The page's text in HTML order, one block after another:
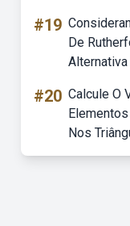
#19
De
#20 Calcule O
Nos